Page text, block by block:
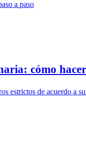
cómo
estrictos de acuerdo a